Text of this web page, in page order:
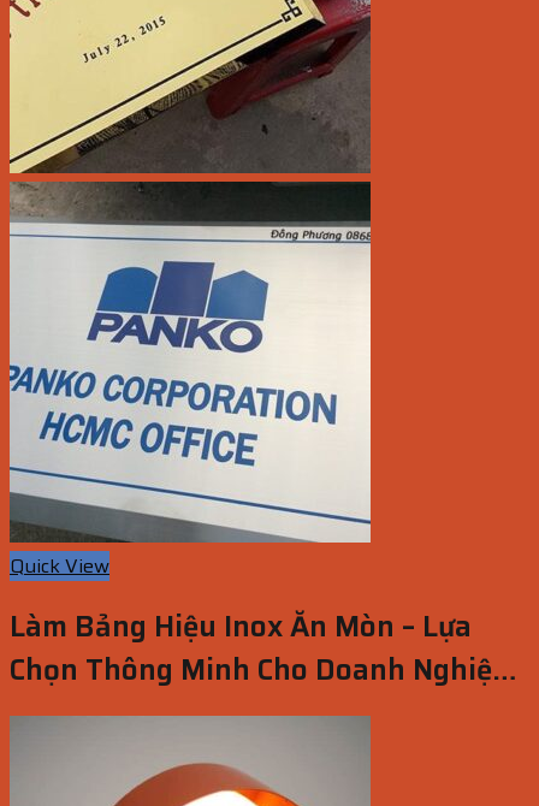
Quick View
Làm Bảng Hiệu Inox Ăn Mòn – Lựa
Chọn Thông Minh Cho Doanh Nghiệp
Tại TP.HCM